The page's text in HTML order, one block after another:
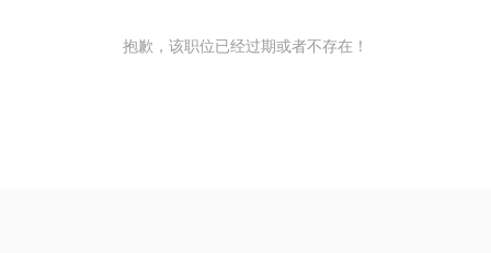
抱歉，该职位已经过期或者不存在！